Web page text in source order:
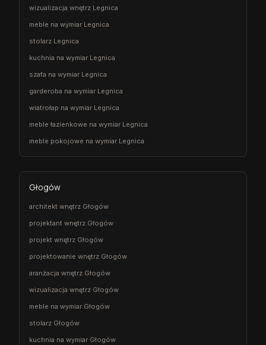
wizualizacja wnętrz Legnica
meble na wymiar Legnica
stolarz Legnica
kuchnia na wymiar Legnica
szafa na wymiar Legnica
garderoba na wymiar Legnica
wiatrołap na wymiar Legnica
meble łazienkowe na wymiar Legnica
meble pokojowe na wymiar Legnica
Głogów
architekt wnętrz Głogów
projektant wnętrz Głogów
projekt wnętrz Głogów
projektowanie wnętrz Głogów
aranżacja wnętrz Głogów
wizualizacja wnętrz Głogów
meble na wymiar Głogów
stolarz Głogów
kuchnia na wymiar Głogów